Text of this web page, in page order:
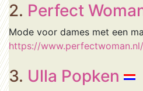
2. Perfect
Mode voor dames met een
https://www.perfectwoman.nl/
3. Ulla Popken